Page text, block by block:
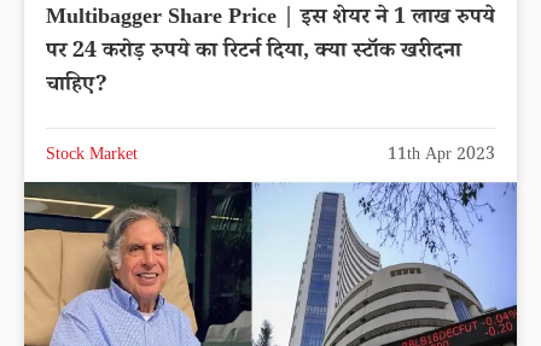
Multibagger Share Price | इस शेयर ने 1 लाख रुपये
पर 24 करोड़ रुपये का रिटर्न दिया, क्या स्टॉक खरीदना
चाहिए?
Stock Market 11th Apr 2023